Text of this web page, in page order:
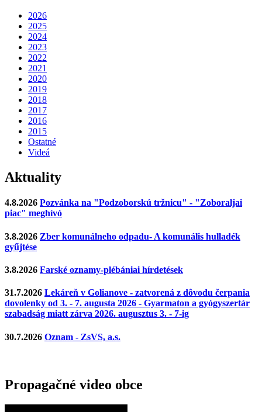
2026
2025
2024
2023
2022
2021
2020
2019
2018
2017
2016
2015
Ostatné
Videá
Aktuality
4.8.2026 Pozvánka na "Podzoborskú tržnicu" - "Zoboraljai
piac" meghívó
3.8.2026 Zber komunálneho odpadu- A komunális hulladék
gyűjtése
3.8.2026 Farské oznamy-plébániai hírdetések
31.7.2026 Lekáreň v Golianove - zatvorená z dôvodu čerpania
dovolenky od 3. - 7. augusta 2026 - Gyarmaton a gyógyszertár
szabadság miatt zárva 2026. augusztus 3. - 7-ig
30.7.2026 Oznam - ZsVS, a.s.
Propagačné video obce